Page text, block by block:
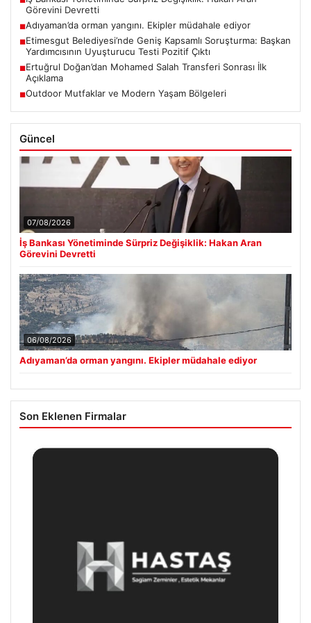
Görevini Devretti
■Adıyaman’da orman yangını. Ekipler müdahale ediyor
■Etimesgut Belediyesi’nde Geniş Kapsamlı Soruşturma: Başkan
Yardımcısının Uyuşturucu Testi Pozitif Çıktı
■Ertuğrul Doğan’dan Mohamed Salah Transferi Sonrası İlk
Açıklama
■Outdoor Mutfaklar ve Modern Yaşam Bölgeleri
Güncel
07/08/2026
İş Bankası Yönetiminde Sürpriz Değişiklik: Hakan Aran
Görevini Devretti
06/08/2026
Adıyaman’da orman yangını. Ekipler müdahale ediyor
Son Eklenen Firmalar